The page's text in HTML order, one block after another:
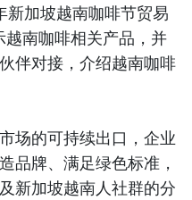
新加坡越南咖啡节贸易
南咖啡相关产品，并
伴对接，介绍越南咖啡
场的可持续出口，企业
品牌、满足绿色标准，
新加坡越南人社群的分